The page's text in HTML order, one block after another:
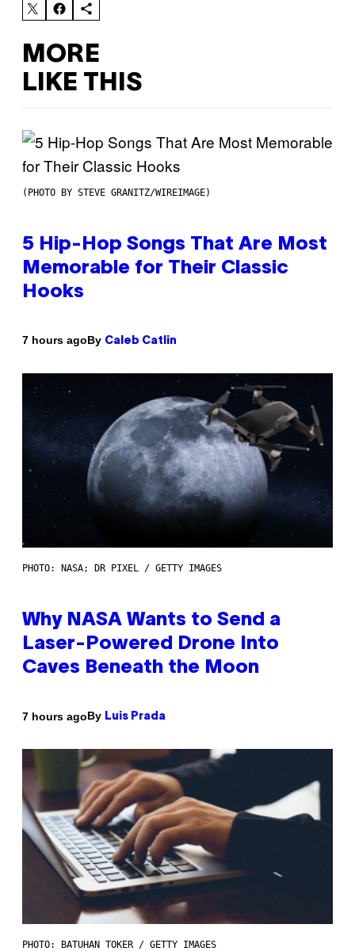
MORE
LIKE THIS
(PHOTO BY STEVE GRANITZ/WIREIMAGE)
5 Hip-Hop Songs That Are Most
Memorable for Their Classic
Hooks
7 hours agoBy Caleb Catlin
PHOTO: NASA; DR PIXEL / GETTY IMAGES
Why NASA Wants to Send a
Laser-Powered Drone Into
Caves Beneath the Moon
7 hours agoBy Luis Prada
PHOTO: BATUHAN TOKER / GETTY IMAGES